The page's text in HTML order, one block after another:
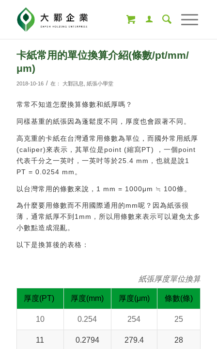
卡紙常用的單位換算介紹(條數/pt/mm/
μm)
2018-10-16 / 在： 大鄴訊息 紙張小學堂
常常不知道怎麼換算條數和紙厚嗎？
同樣基重的紙張因為蓬鬆度不同，厚度也會跟著不同。
高克重的卡紙在台灣通常用條數為單位，而國外常用紙厚
(caliper)來表示，其單位是point (縮寫PT) ，一個point
代表千分之一英吋，一英吋等於25.4 mm，也就是說1
PT = 0.0254 mm。
以台灣常用的條數來說，1 mm = 1000μm ≒ 100條。
為什麼要用條數而不用國際通用的mm呢？因為紙張很
薄，通常紙厚不到1mm，所以用條數來表示可以避免太多
小數點造成混亂。
以下是換算後的表格：
紙張厚度單位換算
厚度(PT) 厚度(mm) 厚度(μm) 條數(條)
10 0.254 254 25
11 0.2794 279.4 28